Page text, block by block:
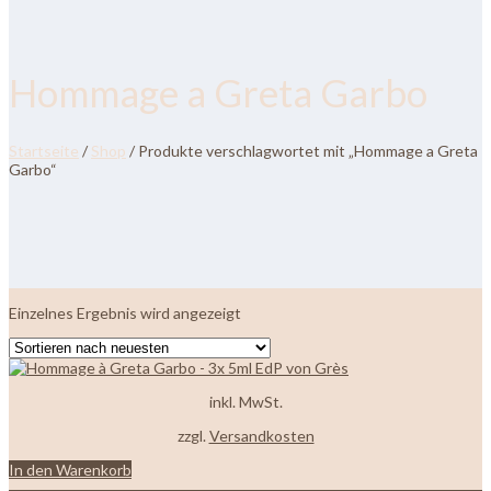
Hommage a Greta Garbo
Startseite / Shop / Produkte verschlagwortet mit „Hommage a Greta
Garbo“
Einzelnes Ergebnis wird angezeigt
inkl. MwSt.
zzgl. Versandkosten
In den Warenkorb